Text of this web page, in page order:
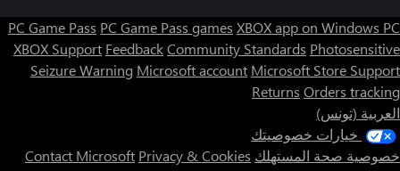
PC Game Pass PC Game Pass games XBOX app on Windows PC
XBOX Support FeedbackCommunity Standards Photosensitive
Seizure Warning Microsoft account Microsoft Store Support
Returns Orders tracking
العربية (تونس)
خيارات خصوصيتك
خصوصية صحة المستهلك
Contact Microsoft Privacy & Cookies